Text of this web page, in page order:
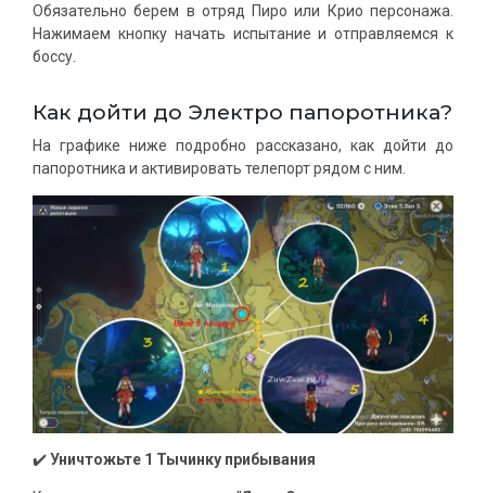
Обязательно берем в отряд Пиро или Крио персонажа.
Нажимаем кнопку начать испытание и отправляемся к
боссу.
Как дойти до Электро папоротника?
На графике ниже подробно рассказано, как дойти до
папоротника и активировать телепорт рядом с ним.
✔️Уничтожьте 1 Тычинку прибывания